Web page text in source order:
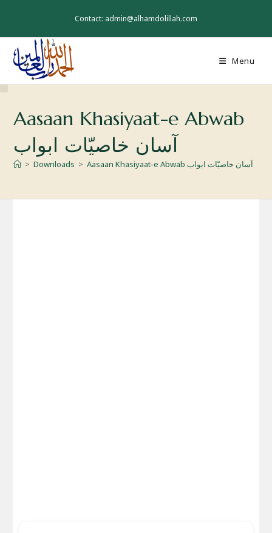
Contact: admin@alhamdolillah.com
Menu
Aasaan Khasiyaat-e Abwab
آسان خاصيّات ابواب
> Downloads > Aasaan Khasiyaat-e Abwab آسان خاصيّات ابواب